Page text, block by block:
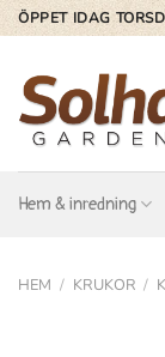
Skip
to
content
ÖPPET IDAG
Hem & inredning
HEM / KRUKOR /